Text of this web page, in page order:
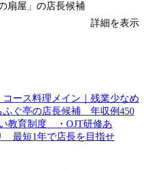
扇屋」の店長候補
詳細を表示